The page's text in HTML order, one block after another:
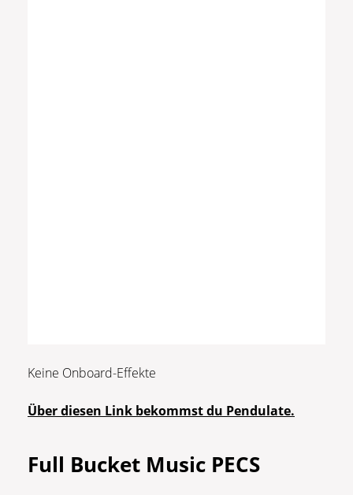
Keine Onboard-Effekte
Über diesen Link bekommst du Pendulate.
Full Bucket Music PECS